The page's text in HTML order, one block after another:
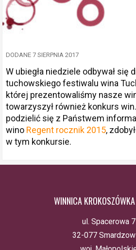
DODANE 7 SIERPNIA 2017
W ubiegła niedziele odbywał się
tuchowskiego festiwalu wina
której prezentowaliśmy nasze
towarzyszył również konkurs
podzielić się z Państwem
wino Regent rocznik 2015,
w tym konkursie.
WINNICA
ul. Spacerowa 7
32-077